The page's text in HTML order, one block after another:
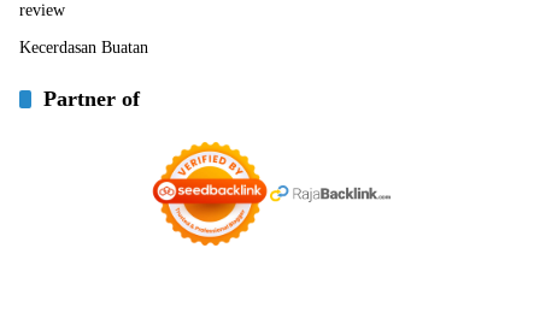
review
Kecerdasan Buatan
Partner of